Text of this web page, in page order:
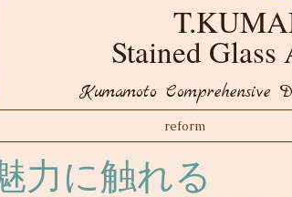
Stained
Kumamoto Comprehensive
reform
力に触れる